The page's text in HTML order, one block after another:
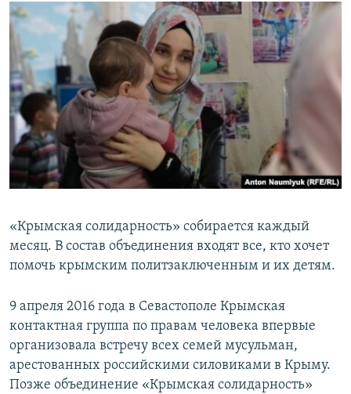
«Крымская солидарность» собирается каждый
месяц. В состав объединения входят все, кто хочет
помочь крымским политзаключенным и их детям.
9 апреля 2016 года в Севастополе Крымская
контактная группа по правам человека впервые
организовала встречу всех семей мусульман,
арестованных российскими силовиками в Крыму.
Позже объединение «Крымская солидарность»